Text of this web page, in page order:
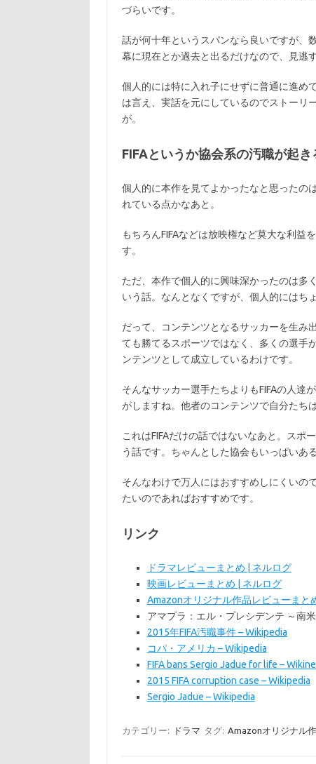
づらいです。
話が何十年というスパンなら良いですが、
幕に現在とか過去と出るだけなので、見逃
個人的には特に入れ子にせずに普通に進め
は言え、実話を元にしているのでストーリ
が。
FIFAというか協会系の汚職が起き
個人的に本作を見てよかったなと思ったの
れている点かなあと。
もちろんFIFAなどは放映権など莫大な利益
す。
ただ、本作で個人的に興味深かったのは多
いう話。なんとなくですが、個人的にはち
だって、コンテンツとなるサッカーを生み
ても勝てるスポーツではなく、多くの選手
ンテンツとして成立しているわけです。
そんなサッカー選手たちよりもFIFAの人達
がしますね。他者のコンテンツで自分たち
これはFIFAだけの話ではないなあと。スポ
う話です。ちゃんとした協会もいっぱいあ
そんなわけで万人にはおすすめしにくいの
たいのであればおすすめです。
リンク
ドラマレビューまとめ | ネルログ
映画レビューまとめ | ネルログ
Amazonオリジナル作品レビューまと
アマプラ：エル・プレシデンテ ～南
2015年FIFA汚職事件 – Wikipedia
コパ・アメリカ – Wikipedia
FIFA bans Sergio Jadue for life –
2015 FIFA corruption case – Wikipedia
Sergio Jadue – Wikipedia
カテゴリー: ドラマ タグ: Amazonオリジナル